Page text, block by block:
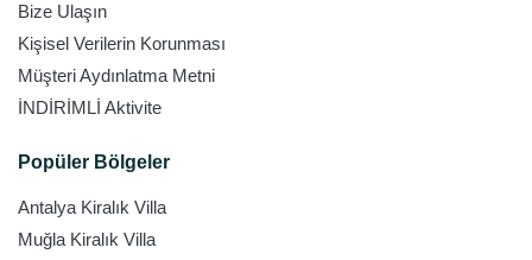
Bize Ulaşın
Kişisel Verilerin Korunması
Müşteri Aydınlatma Metni
İNDİRİMLİ Aktivite
Popüler Bölgeler
Antalya Kiralık Villa
Muğla Kiralık Villa